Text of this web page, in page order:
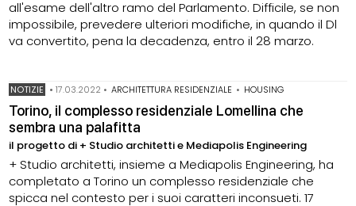
all'esame dell'altro ramo del Parlamento. Difficile, se non
impossibile, prevedere ulteriori modifiche, in quando il Dl
va convertito, pena la decadenza, entro il 28 marzo.
NOTIZIE •17.03.2022 • ARCHITETTURA RESIDENZIALE • HOUSING
Torino, il complesso residenziale Lomellina che
sembra una palafitta
il progetto di + Studio architetti e Mediapolis Engineering
+ Studio architetti, insieme a Mediapolis Engineering, ha
completato a Torino un complesso residenziale che
spicca nel contesto per i suoi caratteri inconsueti. 17